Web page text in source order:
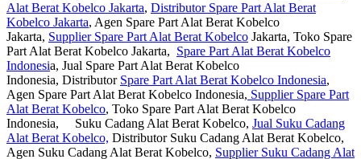
Alat Berat Kobelco Jakarta, Distributor Spare Part Alat Berat
Kobelco Jakarta, Agen Spare Part Alat Berat Kobelco
Jakarta, Supplier Spare Part Alat Berat Kobelco Jakarta, Toko Spare
Part Alat Berat Kobelco Jakarta, Spare Part Alat Berat Kobelco
Indonesia, Jual Spare Part Alat Berat Kobelco
Indonesia, Distributor Spare Part Alat Berat Kobelco Indonesia,
Agen Spare Part Alat Berat Kobelco Indonesia, Supplier Spare Part
Alat Berat Kobelco, Toko Spare Part Alat Berat Kobelco
Indonesia, Suku Cadang Alat Berat Kobelco, Jual Suku Cadang
Alat Berat Kobelco, Distributor Suku Cadang Alat Berat Kobelco,
Agen Suku Cadang Alat Berat Kobelco, Supplier Suku Cadang Alat